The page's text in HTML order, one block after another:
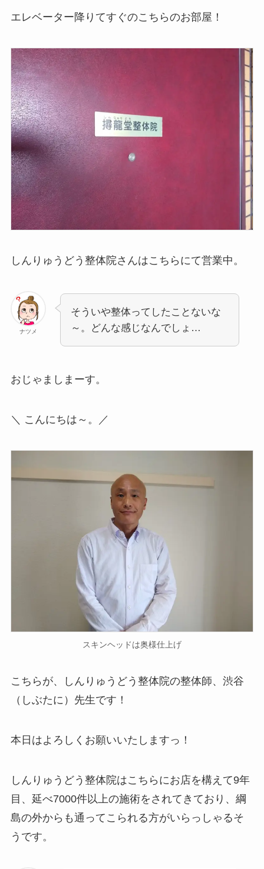
エレベーター降りてすぐのこちらのお部屋！
しんりゅうどう整体院さんはこちらにて営業中。
ナツメ
そういや整体ってしたことないな
～。どんな感じなんでしょ…
おじゃましまーす。
＼ こんにちは～。／
スキンヘッドは奥様仕上げ
こちらが、しんりゅうどう整体院の整体師、渋谷
（しぶたに）先生です！
本日はよろしくお願いいたしますっ！
しんりゅうどう整体院はこちらにお店を構えて9年
目、延べ7000件以上の施術をされてきており、綱
島の外からも通ってこられる方がいらっしゃるそ
うです。